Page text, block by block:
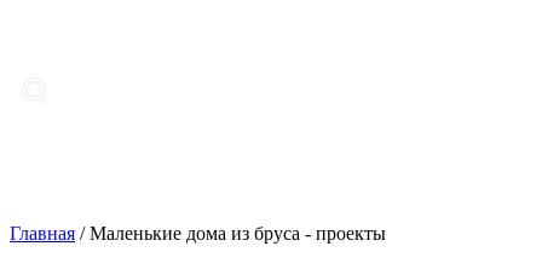
Главная /Маленькие дома из бруса - проекты